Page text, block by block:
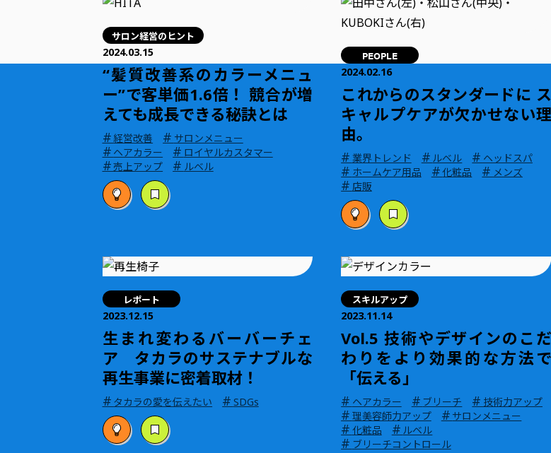
サロン経営のヒント
2024.03.15
“髪質改善系のカラーメニュ
ー”で客単価1.6倍！ 競合が増
えても成長できる秘訣とは
#経営改善 # サロンメニュー
# ヘアカラー # ロイヤルカスタマー
#売上アップ # ルベル
PEOPLE
2024.02.16
これからのスタンダードに ス
キャルプケアが欠かせない理
由。
# 業界トレンド # ルベル # ヘッドスパ
# ホームケア用品 #化粧品 # メンズ
# 店販
レポート
2023.12.15
生まれ変わるバーバーチェ
ア タカラのサステナブルな
再生事業に密着取材！
# タカラの愛を伝えたい # SDGs
スキルアップ
2023.11.14
Vol.5 技術やデザインのこだ
わりをより効果的な方法で
「伝える」
# ヘアカラー # ブリーチ # 技術力アップ
# 理美容師力アップ # サロンメニュー
# 化粧品 # ルベル
# ブリーチコントロール